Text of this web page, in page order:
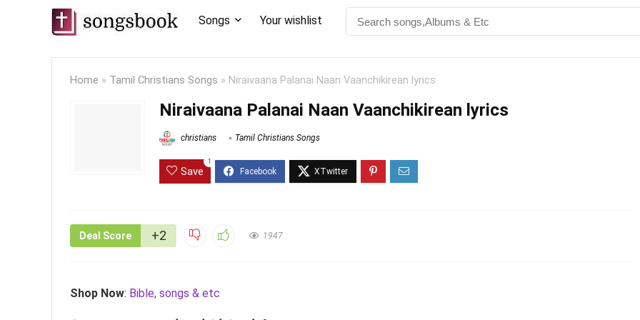
Songs Your wishlist
Home » Tamil Christians Songs » Niraivaana Palanai Naan Vaanchikirean lyrics
Niraivaana Palanai Naan Vaanchikirean lyrics
christians Tamil Christians Songs
Save
1
Deal Score +2 1947
Shop Now: Bible, songs & etc